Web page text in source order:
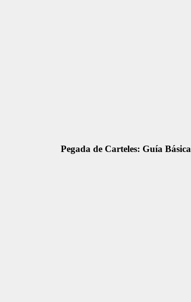
Pegada de Carteles: Guía Básica